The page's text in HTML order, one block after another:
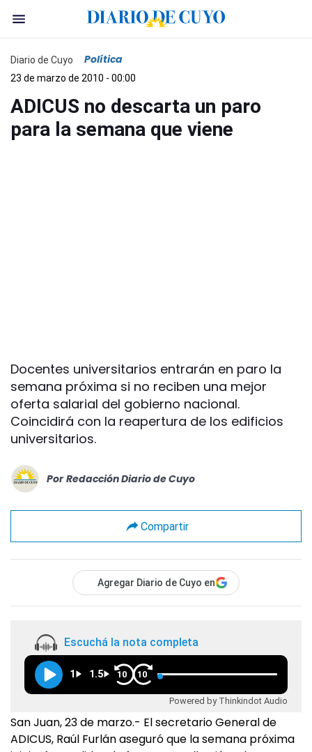
Diario de Cuyo Política
23 de marzo de 2010 - 00:00
ADICUS no descarta un paro
para la semana que viene
Docentes universitarios entrarán en paro la
semana próxima si no reciben una mejor
oferta salarial del gobierno nacional.
Coincidirá con la reapertura de los edificios
universitarios.
Por Redacción Diario de Cuyo
Compartir
Agregar Diario de Cuyo en
Escuchá la nota completa
1 1.5 10 10
Powered by Thinkindot Audio
San Juan, 23 de marzo.- El secretario General de
ADICUS, Raúl Furlán aseguró que la semana próxima